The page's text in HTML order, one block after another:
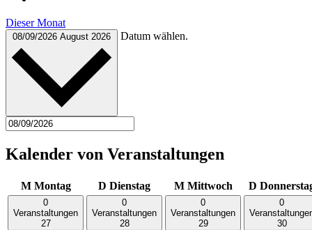
Dieser Monat
08/09/2026 August 2026 Datum wählen.
Kalender von Veranstaltungen
M Montag D Dienstag M Mittwoch D
0
Veranstaltungen
27
0
Veranstaltungen
28
0
Veranstaltungen
29
0
30